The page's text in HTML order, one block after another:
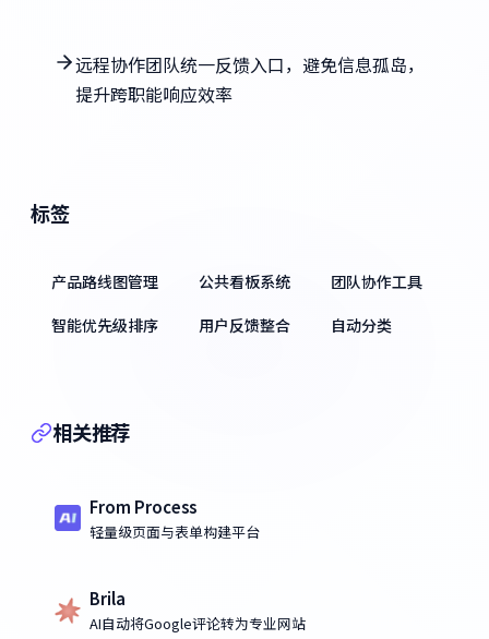
远程协作团队统一反馈入口，避免信息孤岛，
提升跨职能响应效率
标签
产品路线图管理 公共看板系统
团队协作工具
智能优先级排序
用户反馈整合 自动分类
相关推荐
From Process
轻量级页面与表单构建平台
Brila
AI自动将Google评论转为专业网站